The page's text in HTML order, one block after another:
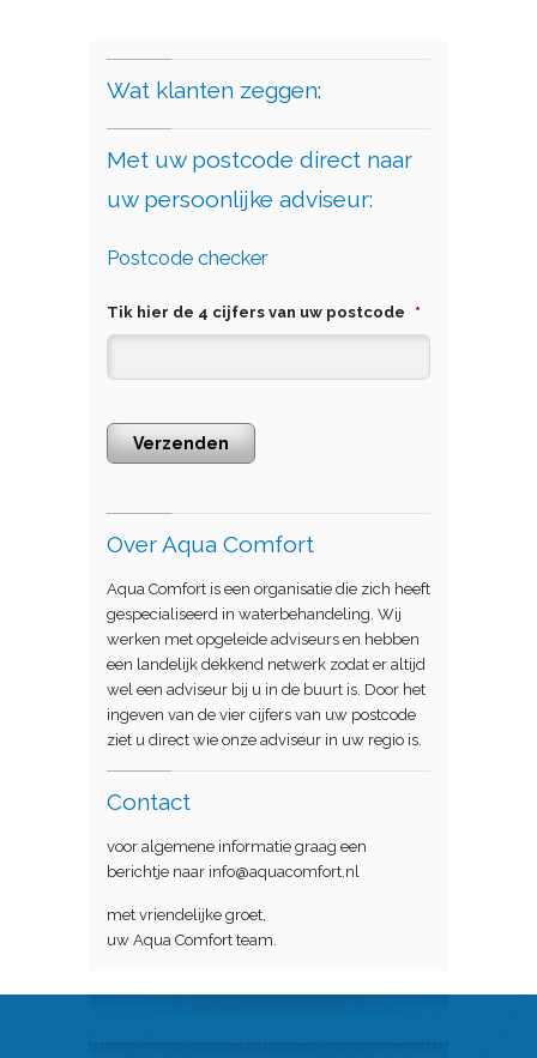
Wat klanten zeggen:
Met uw postcode direct naar
uw persoonlijke adviseur:
Postcode checker
Tik hier de 4 cijfers van uw postcode *
Verzenden
Over Aqua Comfort
Aqua Comfort is een organisatie die zich heeft
gespecialiseerd in waterbehandeling. Wij
werken met opgeleide adviseurs en hebben
een landelijk dekkend netwerk zodat er altijd
wel een adviseur bij u in de buurt is. Door het
ingeven van de vier cijfers van uw postcode
ziet u direct wie onze adviseur in uw regio is.
Contact
voor algemene informatie graag een
berichtje naar info@aquacomfort.nl
met vriendelijke groet,
uw Aqua Comfort team.